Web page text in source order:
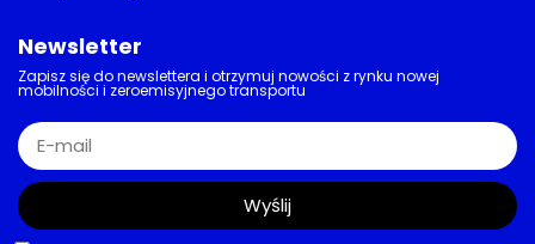
Newsletter
Zapisz się do newslettera i otrzymuj nowości z rynku nowej
mobilności i zeroemisyjnego transportu
Wyślij